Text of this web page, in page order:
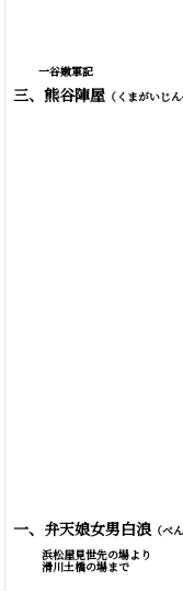
一谷嫩軍記
三、熊谷陣屋（くまがいじん
一、弁天娘女男白浪（べ
浜松屋見世先の場より
滑川土橋の場まで